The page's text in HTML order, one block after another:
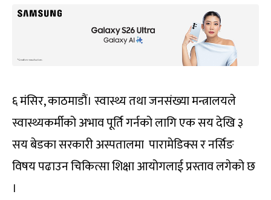
६ मंसिर, काठमाडौं। स्वास्थ्य तथा जनसंख्या मन्त्रालयले
स्वास्थ्यकर्मीको अभाव पूर्ति गर्नको लागि एक सय देखि ३
सय बेडका सरकारी अस्पतालमा पारामेडिक्स र नर्सिङ
विषय पढाउन चिकित्सा शिक्षा आयोगलाई प्रस्ताव लगेको छ
।